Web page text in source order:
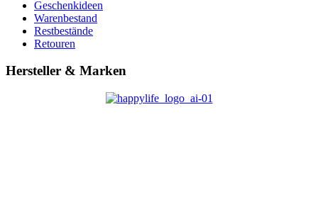
Geschenkideen
Warenbestand
Restbestände
Retouren
Hersteller & Marken